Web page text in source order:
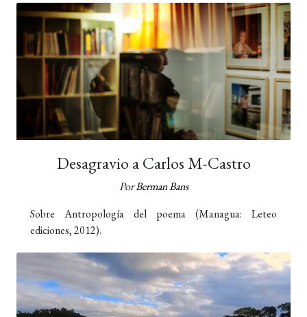
Desagravio a Carlos M-Castro
PorBerman Bans
Sobre Antropología del poema (Managua: Leteo
ediciones, 2012).